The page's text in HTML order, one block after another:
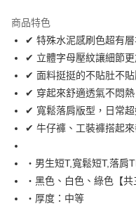
Apple Pay
街口支付
悠遊付
Google Pay
相關說明
【關於「AFTEE先享後付」】
AFTEE先享後付是「在收到商
便利好安心！
ATM付款
商品特色
✔ 特殊水泥感刷色超有層
✔ 立體字母壓紋讓細節
✔ 面料挺挺的不貼肚不貼
✔ 穿起來舒適透氣不悶熱
✔ 寬鬆落肩版型，日常
✔ 牛仔褲、工裝褲搭起
‧男生短T,寬鬆短T,落肩
‧黑色、白色、綠色【共
‧厚度：中等